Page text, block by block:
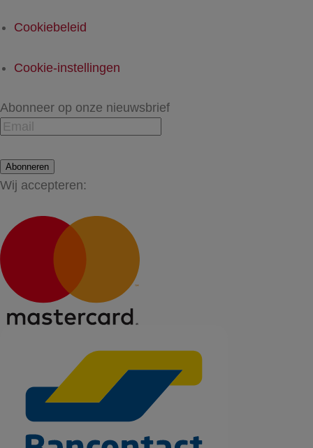
Cookiebeleid
Cookie-instellingen
Abonneer op onze nieuwsbrief
Abonneren
Wij accepteren: